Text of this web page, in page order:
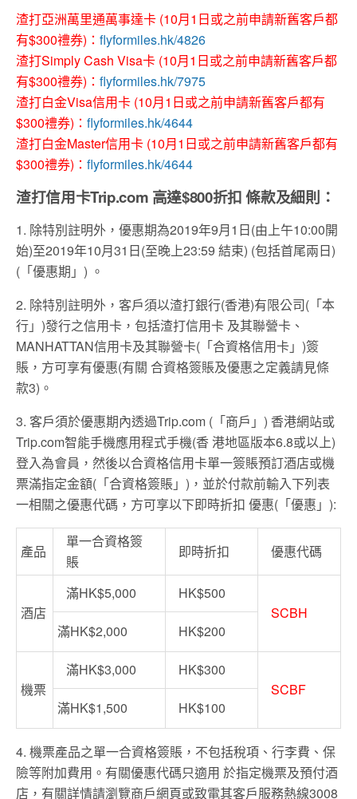
渣打亞洲萬里通萬事達卡 (10月1日或之前申請新舊客戶都
有$300禮券)： flyformiles.hk/4826
渣打Simply Cash Visa卡 (10月1日或之前申請新舊客戶都
有$300禮券)： flyformiles.hk/7975
渣打白金Visa信用卡 (10月1日或之前申請新舊客戶都有
$300禮券)： flyformiles.hk/4644
渣打白金Master信用卡 (10月1日或之前申請新舊客戶都有
$300禮券)： flyformiles.hk/4644
渣打信用卡Trip.com 高達$800折扣 條款及細則：
1. 除特別註明外，優惠期為2019年9月1日(由上午10:00開
始)至2019年10月31日(至晚上23:59 結束) (包括首尾兩日)
(「優惠期」) 。
2. 除特別註明外，客戶須以渣打銀行(香港)有限公司(「本
行」)發行之信用卡，包括渣打信用卡 及其聯營卡、
MANHATTAN信用卡及其聯營卡(「合資格信用卡」)簽
賬，方可享有優惠(有關 合資格簽賬及優惠之定義請見條
款3)。
3. 客戶須於優惠期內透過Trip.com (「商戶」) 香港網站或
Trip.com智能手機應用程式手機(香 港地區版本6.8或以上)
登入為會員，然後以合資格信用卡單一簽賬預訂酒店或機
票滿指定金額(「合資格簽賬」)，並於付款前輸入下列表
一相關之優惠代碼，方可享以下即時折扣 優惠(「優惠」):
產品
單一合資格簽
賬
即時折扣 優惠代碼
酒店
滿HK$5,000
HK$500
SCBH
滿HK$2,000
HK$200
機票
滿HK$3,000
HK$300
SCBF
滿HK$1,500
HK$100
4. 機票產品之單一合資格簽賬，不包括稅項、行李費、保
險等附加費用。有關優惠代碼只適用 於指定機票及預付酒
店，有關詳情請瀏覽商戶網頁或致電其客戶服務熱線3008